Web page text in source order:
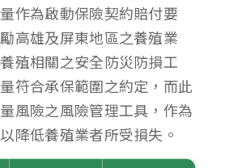
作為啟動保險契約賠付要
高雄及屏東地區之養殖業
殖相關之安全防災防損工
符合承保範圍之約定，而此
風險之風險管理工具，作為
降低養殖業者所受損失。